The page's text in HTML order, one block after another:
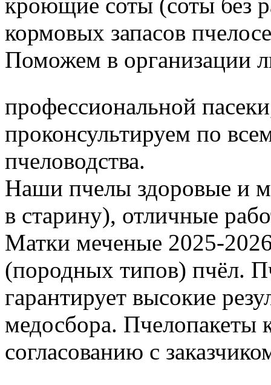
кроющие соты (соты без
кормовых запасов
Поможем в организации
профессиональной
проконсультируем по
пчеловодства.
Наши пчелы здоровые и
в старину), отличные
Матки меченые 2025-
(породных типов) пчёл.
гарантирует высокие
медосбора. Пчелопакеты
согласованию с